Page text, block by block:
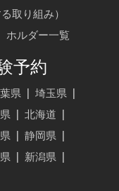
取り組み）
ホルダー一覧
予約
県 埼玉県
北海道
静岡県
新潟県